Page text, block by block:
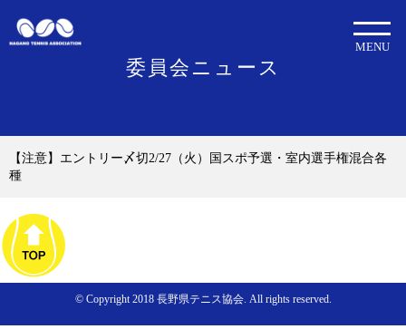
委員会ニュース
MENU
【注意】エントリー〆切2/27（火）国スポ予選・室内選手権混合各
種
© Copyright 2018 長野県テニス協会. All rights reserved.